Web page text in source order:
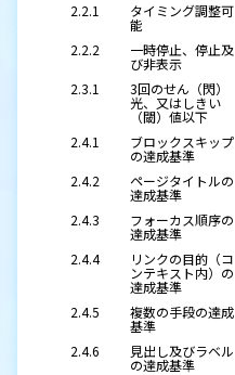
2.2.1 タイミング調整可
能
2.2.2 一時停止、停止及
び非表示
2.3.1 3回のせん（閃）
光、又はしきい
（閾）値以下
2.4.1 ブロックスキップ
の達成基準
2.4.2 ページタイトルの
達成基準
2.4.3 フォーカス順序の
達成基準
2.4.4 リンクの目的（コ
ンテキスト内）の
達成基準
2.4.5 複数の手段の達成
基準
2.4.6 見出し及びラベル
の達成基準